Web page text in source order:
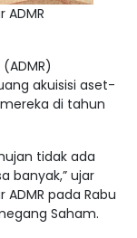
akuisisi aset-
di tahun
tidak ada
banyak,” ujar
pada Rabu
Saham.